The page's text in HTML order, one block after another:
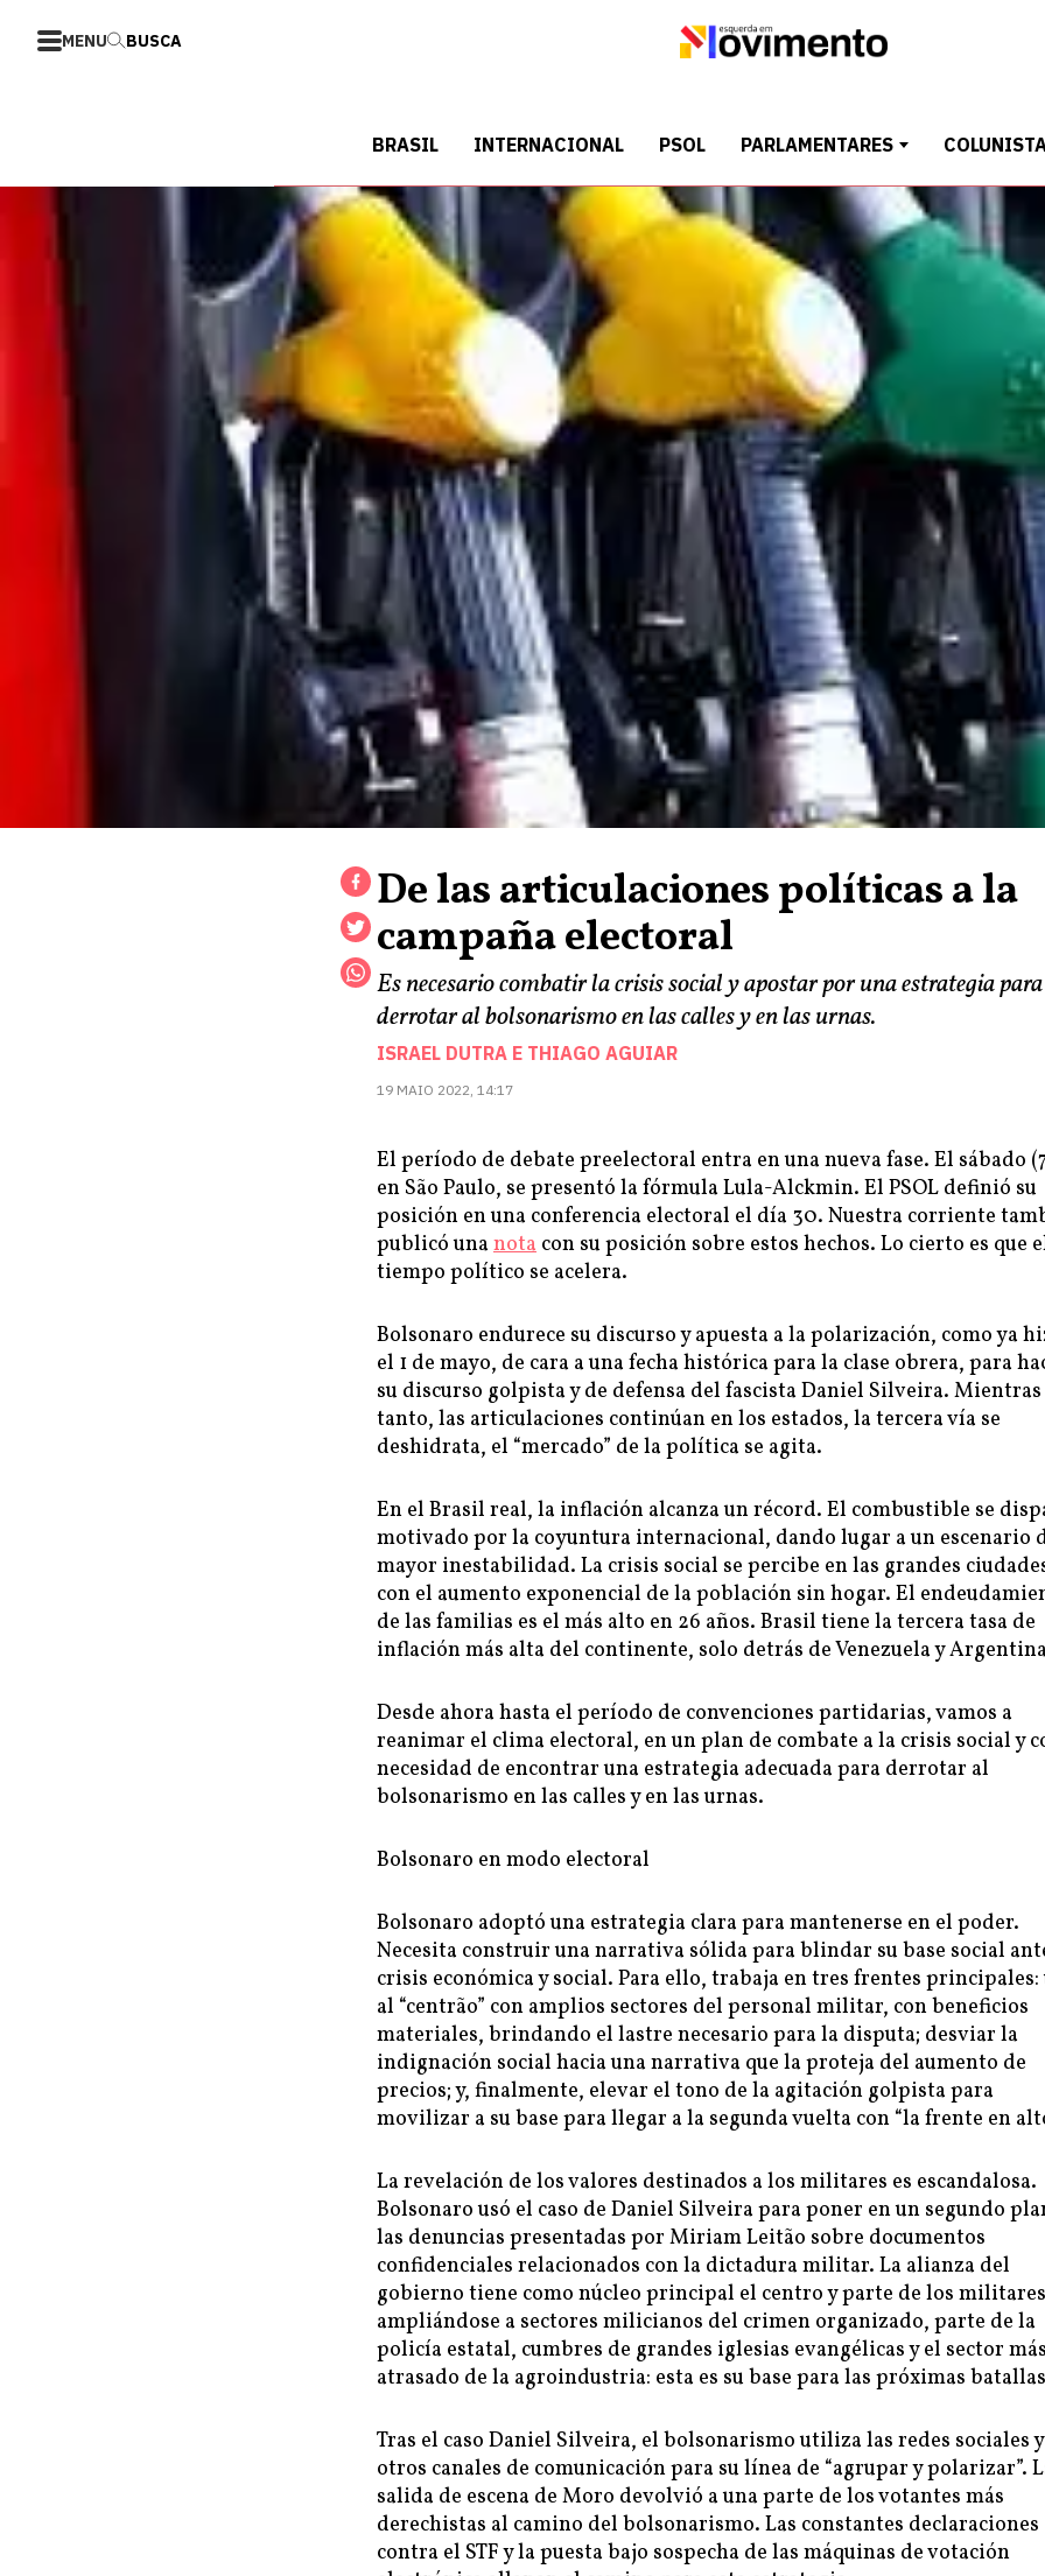
MENU BUSCA
BRASIL INTERNACIONAL PSOL PARLAMENTARES
De las articulaciones políticas a la
campaña electoral
Es necesario combatir la crisis social y apostar por una estrategia para
derrotar al bolsonarismo en las calles y en las urnas.
ISRAEL DUTRA E THIAGO AGUIAR
19 MAIO 2022, 14:17
El período de debate preelectoral entra en una nueva fase. El sábado
en São Paulo, se presentó la fórmula Lula-Alckmin. El PSOL definió su
posición en una conferencia electoral el día 30. Nuestra corriente
publicó una nota con su posición sobre estos hechos. Lo cierto es que
tiempo político se acelera.
Bolsonaro endurece su discurso y apuesta a la polarización, como ya
el 1 de mayo, de cara a una fecha histórica para la clase obrera, para
su discurso golpista y de defensa del fascista Daniel Silveira. Mientras
tanto, las articulaciones continúan en los estados, la tercera vía se
deshidrata, el “mercado” de la política se agita.
En el Brasil real, la inflación alcanza un récord. El combustible se
motivado por la coyuntura internacional, dando lugar a un escenario
mayor inestabilidad. La crisis social se percibe en las grandes
con el aumento exponencial de la población sin hogar. El
de las familias es el más alto en 26 años. Brasil tiene la tercera tasa de
inflación más alta del continente, solo detrás de Venezuela y
Desde ahora hasta el período de convenciones partidarias, vamos a
reanimar el clima electoral, en un plan de combate a la crisis social y
necesidad de encontrar una estrategia adecuada para derrotar al
bolsonarismo en las calles y en las urnas.
Bolsonaro en modo electoral
Bolsonaro adoptó una estrategia clara para mantenerse en el poder.
Necesita construir una narrativa sólida para blindar su base social
crisis económica y social. Para ello, trabaja en tres frentes
al “centrão” con amplios sectores del personal militar, con beneficios
materiales, brindando el lastre necesario para la disputa; desviar la
indignación social hacia una narrativa que la proteja del aumento de
precios; y, finalmente, elevar el tono de la agitación golpista para
movilizar a su base para llegar a la segunda vuelta con “la frente en
La revelación de los valores destinados a los militares es escandalosa.
Bolsonaro usó el caso de Daniel Silveira para poner en un segundo
las denuncias presentadas por Miriam Leitão sobre documentos
confidenciales relacionados con la dictadura militar. La alianza del
gobierno tiene como núcleo principal el centro y parte de los
ampliándose a sectores milicianos del crimen organizado, parte de la
policía estatal, cumbres de grandes iglesias evangélicas y el sector más
atrasado de la agroindustria: esta es su base para las próximas
Tras el caso Daniel Silveira, el bolsonarismo utiliza las redes sociales y
otros canales de comunicación para su línea de “agrupar y polarizar”.
salida de escena de Moro devolvió a una parte de los votantes más
derechistas al camino del bolsonarismo. Las constantes declaraciones
contra el STF y la puesta bajo sospecha de las máquinas de votación